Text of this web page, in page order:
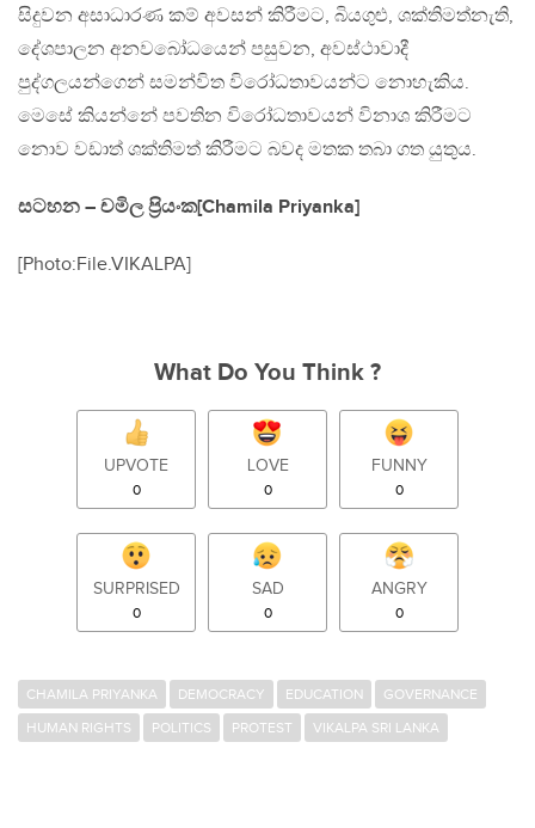
සිදුවන අසාධාරණ කම් අවසන් කිරීමට, බියගුළු, ශක්තිමත්නැති,
දේශපාලන අනවබෝධයෙන් පසුවන, අවස්ථාවාදී
පුද්ගලයන්ගෙන් සමන්විත විරෝධතාවයන්ට නොහැකිය.
මෙසේ කියන්නේ පවතින විරෝධතාවයන් විනාශ කිරීමට
නොව වඩාත් ශක්තිමත් කිරීමට බවද මතක තබා ගත යුතුය.
සටහන – චමිල ප‍්‍රියංක[Chamila Priyanka]
[Photo:File.VIKALPA]
What Do You Think ?
UPVOTE
0
LOVE
0
FUNNY
0
SURPRISED
0
SAD
0
ANGRY
0
CHAMILA PRIYANKA DEMOCRACY EDUCATION
GOVERNANCE
HUMAN RIGHTS
POLITICS PROTEST VIKALPA SRI LANKA